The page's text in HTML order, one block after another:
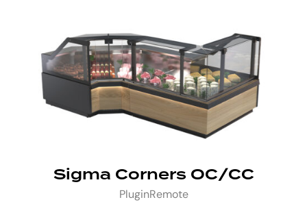
Sigma Corners OC/CC
PluginRemote